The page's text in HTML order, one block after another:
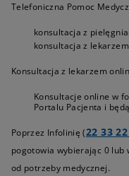
Telefoniczna Pomoc
konsultacja z
konsultacja z
Konsultacja z lekarzem
Konsultacje online w
Portalu Pacjenta i
Poprzez Infolinię (22 33
pogotowia wybierając 0 lub
od potrzeby medycznej.